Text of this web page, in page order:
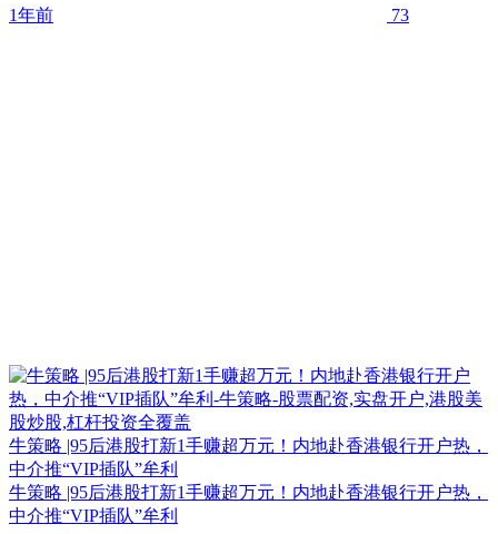
1年前 73
牛策略 |95后港股打新1手赚超万元！内地赴香港银行开户热，
中介推“VIP插队”牟利
牛策略 |95后港股打新1手赚超万元！内地赴香港银行开户热，
中介推“VIP插队”牟利